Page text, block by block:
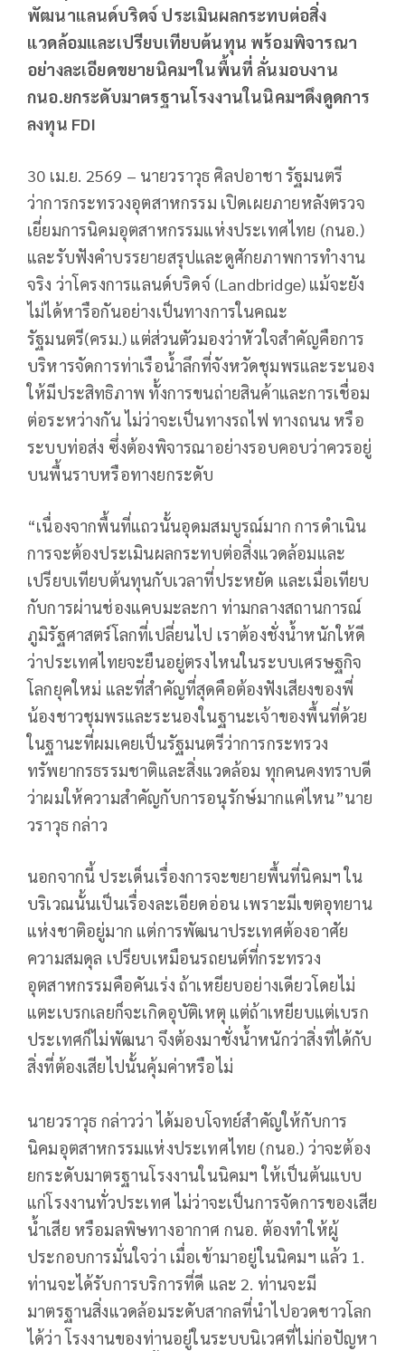
พัฒนาแลนด์บริดจ์ ประเมินผลกระทบต่อสิ่ง
แวดล้อมและเปรียบเทียบต้นทุน พร้อมพิจารณา
อย่างละเอียดขยายนิคมฯในพื้นที่ ลั่นมอบงาน
กนอ.ยกระดับมาตรฐานโรงงานในนิคมฯดึงดูดการ
ลงทุน FDI
30 เม.ย. 2569 – นายวราวุธ ศิลปอาชา รัฐมนตรี
ว่าการกระทรวงอุตสาหกรรม เปิดเผยภายหลังตรวจ
เยี่ยมการนิคมอุตสาหกรรมแห่งประเทศไทย (กนอ.)
และรับฟังคำบรรยายสรุปและดูศักยภาพการทำงาน
จริง ว่าโครงการแลนด์บริดจ์ (Landbridge) แม้จะยัง
ไม่ได้หารือกันอย่างเป็นทางการในคณะ
รัฐมนตรี(ครม.) แต่ส่วนตัวมองว่าหัวใจสำคัญคือการ
บริหารจัดการท่าเรือน้ำลึกที่จังหวัดชุมพรและระนอง
ให้มีประสิทธิภาพ ทั้งการขนถ่ายสินค้าและการเชื่อม
ต่อระหว่างกัน ไม่ว่าจะเป็นทางรถไฟ ทางถนน หรือ
ระบบท่อส่ง ซึ่งต้องพิจารณาอย่างรอบคอบว่าควรอยู่
บนพื้นราบหรือทางยกระดับ
“เนื่องจากพื้นที่แถวนั้นอุดมสมบูรณ์มาก การดำเนิน
การจะต้องประเมินผลกระทบต่อสิ่งแวดล้อมและ
เปรียบเทียบต้นทุนกับเวลาที่ประหยัด และเมื่อเทียบ
กับการผ่านช่องแคบมะละกา ท่ามกลางสถานการณ์
ภูมิรัฐศาสตร์โลกที่เปลี่ยนไป เราต้องชั่งน้ำหนักให้ดี
ว่าประเทศไทยจะยืนอยู่ตรงไหนในระบบเศรษฐกิจ
โลกยุคใหม่ และที่สำคัญที่สุดคือต้องฟังเสียงของพี่
น้องชาวชุมพรและระนองในฐานะเจ้าของพื้นที่ด้วย
ในฐานะที่ผมเคยเป็นรัฐมนตรีว่าการกระทรวง
ทรัพยากรธรรมชาติและสิ่งแวดล้อม ทุกคนคงทราบดี
ว่าผมให้ความสำคัญกับการอนุรักษ์มากแค่ไหน”นาย
วราวุธ กล่าว
นอกจากนี้ ประเด็นเรื่องการจะขยายพื้นที่นิคมฯ ใน
บริเวณนั้นเป็นเรื่องละเอียดอ่อน เพราะมีเขตอุทยาน
แห่งชาติอยู่มาก แต่การพัฒนาประเทศต้องอาศัย
ความสมดุล เปรียบเหมือนรถยนต์ที่กระทรวง
อุตสาหกรรมคือคันเร่ง ถ้าเหยียบอย่างเดียวโดยไม่
แตะเบรกเลยก็จะเกิดอุบัติเหตุ แต่ถ้าเหยียบแต่เบรก
ประเทศก็ไม่พัฒนา จึงต้องมาชั่งน้ำหนักว่าสิ่งที่ได้กับ
สิ่งที่ต้องเสียไปนั้นคุ้มค่าหรือไม่
นายวราวุธ กล่าวว่า ได้มอบโจทย์สำคัญให้กับการ
นิคมอุตสาหกรรมแห่งประเทศไทย (กนอ.) ว่าจะต้อง
ยกระดับมาตรฐานโรงงานในนิคมฯ ให้เป็นต้นแบบ
แก่โรงงานทั่วประเทศ ไม่ว่าจะเป็นการจัดการของเสีย
น้ำเสีย หรือมลพิษทางอากาศ กนอ. ต้องทำให้ผู้
ประกอบการมั่นใจว่า เมื่อเข้ามาอยู่ในนิคมฯ แล้ว 1.
ท่านจะได้รับการบริการที่ดี และ 2. ท่านจะมี
มาตรฐานสิ่งแวดล้อมระดับสากลที่นำไปอวดชาวโลก
ได้ว่า โรงงานของท่านอยู่ในระบบนิเวศที่ไม่ก่อปัญหา